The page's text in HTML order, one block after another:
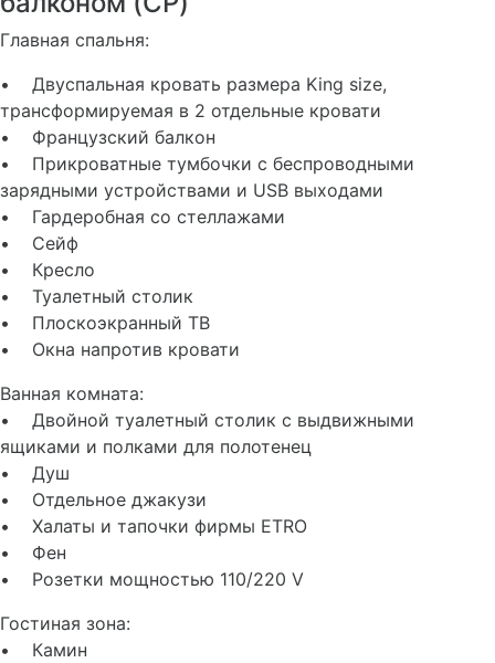
Главная спальня:
• Двуспальная кровать размера King size,
трансформируемая в 2 отдельные кровати
• Французский балкон
• Прикроватные тумбочки с беспроводными
зарядными устройствами и USB выходами
• Гардеробная со стеллажами
• Сейф
• Кресло
• Туалетный столик
• Плоскоэкранный ТВ
• Окна напротив кровати
Ванная комната:
• Двойной туалетный столик с выдвижными
ящиками и полками для полотенец
• Душ
• Отдельное джакузи
• Халаты и тапочки фирмы ETRO
• Фен
• Розетки мощностью 110/220 V
Гостиная зона:
• Камин